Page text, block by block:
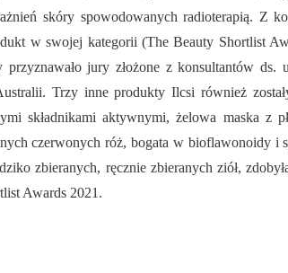
skóry spowodowanych radioterapią. Z
w swojej kategorii (The Beauty Shortlist
jury złożone z konsultantów
Trzy inne produkty Ilcsi również
składnikami aktywnymi, żelowa maska z
czerwonych róż, bogata w bioflawonoidy i
zbieranych, ręcznie zbieranych ziół,
Awards 2021.